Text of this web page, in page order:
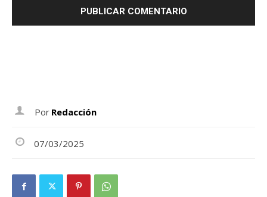
Por Redacción
07/03/2025